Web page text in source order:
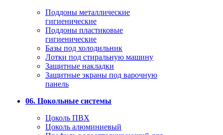
Поддоны металлические
гигиенические
Поддоны пластиковые
гигиенические
Базы под холодильник
Лотки под стиральную машину
Защитные накладки
Защитные экраны под варочную
панель
06. Цокольные системы
Цоколь ПВХ
Цоколь алюминиевый